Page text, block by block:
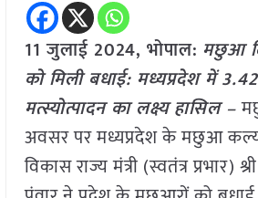
11 जुलाई 2024, भोपाल: मछुआ
को मिली बधाई: मध्यप्रदेश में
मत्स्योत्पादन का लक्ष्य हासिल –
अवसर पर मध्यप्रदेश के मछुआ
विकास राज्य मंत्री (स्वतंत्र प्रभार)